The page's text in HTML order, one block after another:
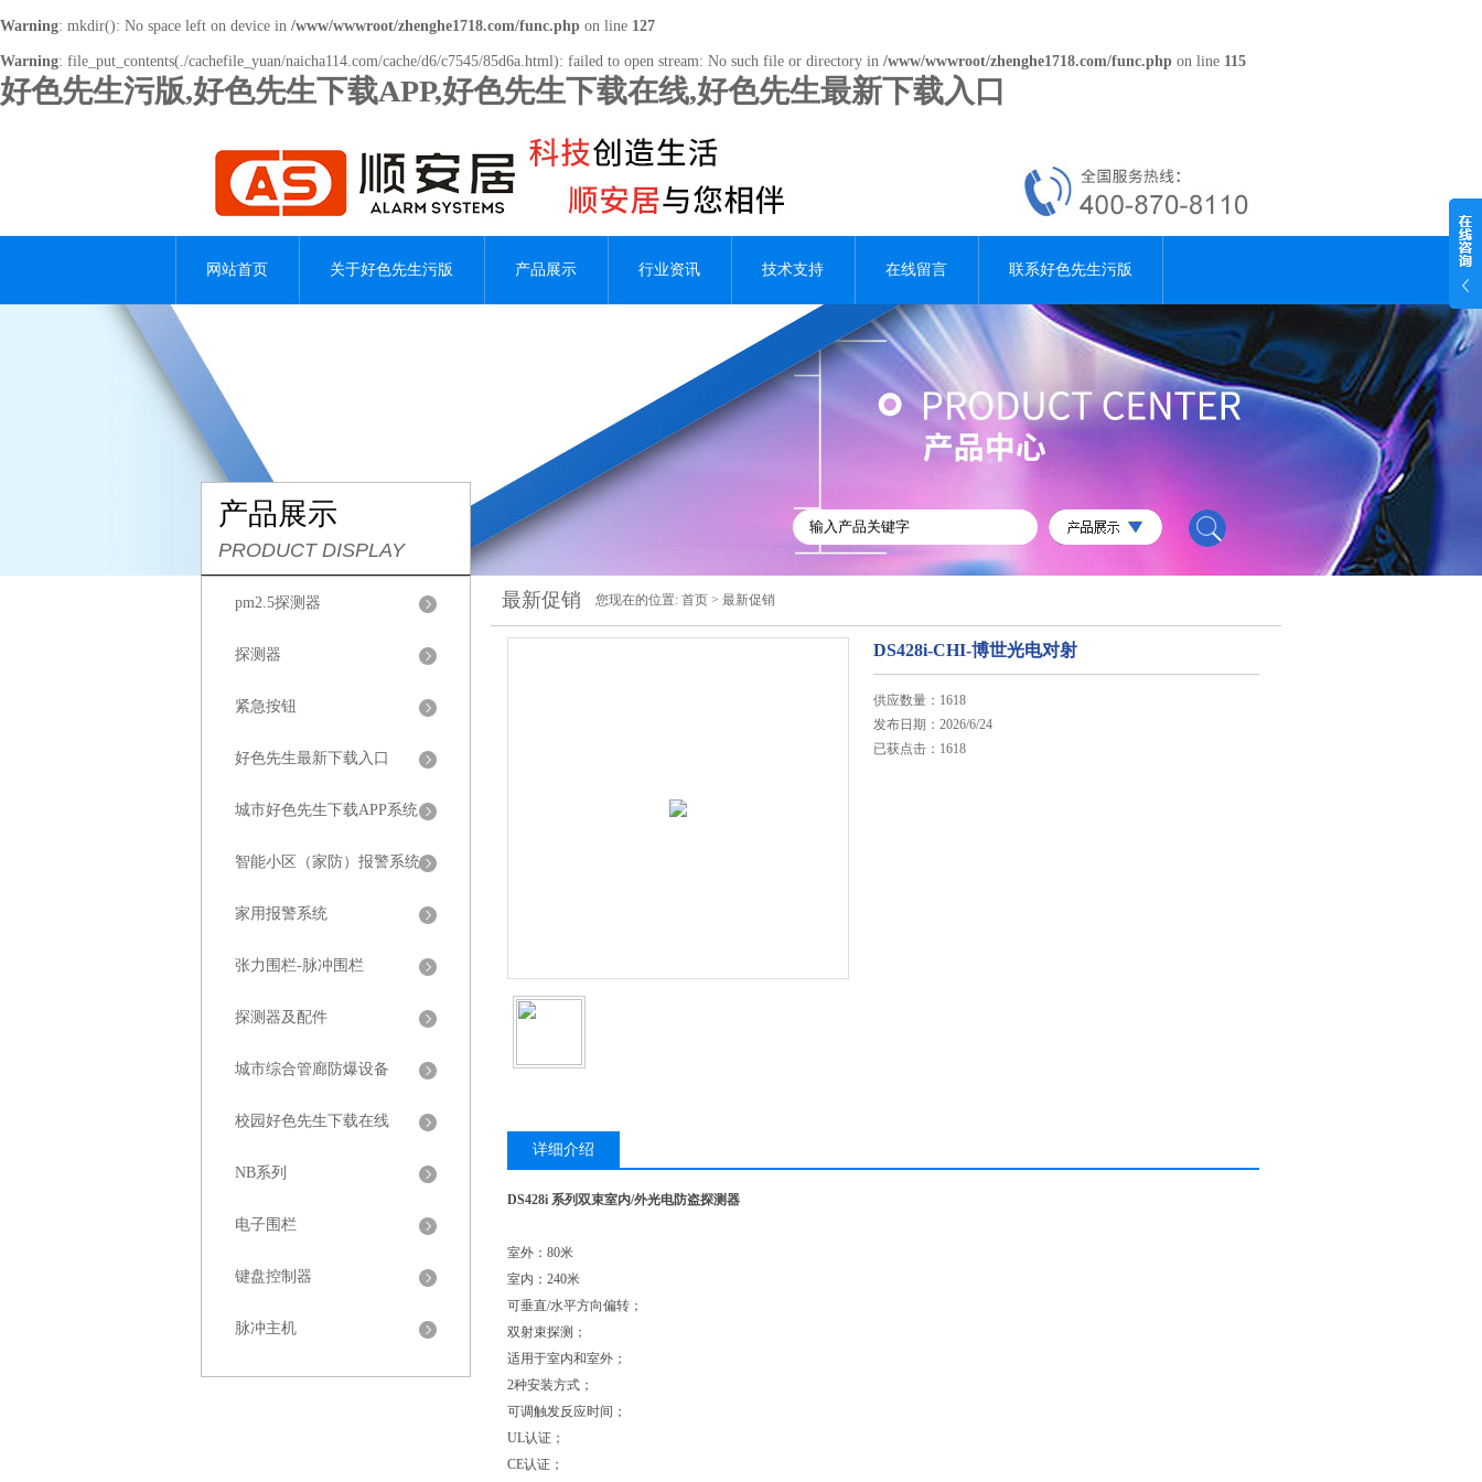
Warning: mkdir(): No space left on device in /www/wwwroot/zhenghe1718.com/func.php on line 127
Warning: file_put_contents(./cachefile_yuan/naicha114.com/cache/d6/c7545/85d6a.html): failed to open stream: No such file or directory in /www/wwwroot/zhenghe1718.com/func.php on line 115
好色先生污版,好色先生下载APP,好色先生下载在线,好色先生最新下载入口
网站首页 关于好色先生污版 产品展示 行业资讯 技术支持 在线留言 联系好色先生污版
产品展示
PRODUCT DISPLAY
pm2.5探测器
探测器
紧急按钮
好色先生最新下载入口
城市好色先生下载APP系统
智能小区（家防）报警系统
家用报警系统
张力围栏-脉冲围栏
探测器及配件
城市综合管廊防爆设备
校园好色先生下载在线
NB系列
电子围栏
键盘控制器
脉冲主机
最新促销 您现在的位置: 首页 > 最新促销
DS428i-CHI-博世光电对射
供应数量：1618
发布日期：2026/6/24
已获点击：1618
详细介绍
DS428i 系列双束室内/外光电防盗探测器
室外：80米
室内：240米
可垂直/水平方向偏转；
双射束探测；
适用于室内和室外；
2种安装方式；
可调触发反应时间；
UL认证；
CE认证；